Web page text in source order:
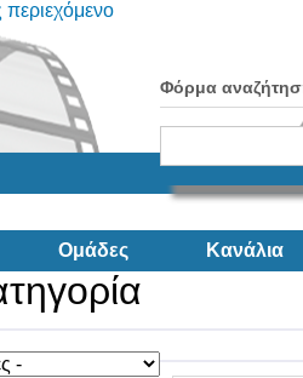
Φόρμα
Ομάδες Κανάλια